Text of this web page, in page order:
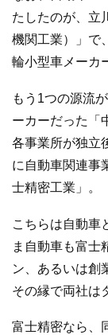
たしたのが、立
機関工業）」で
輪小型車メーカ
もう1つの源流
ーカーだった「
各事業所が独立
に自動車関連事
士精密工業」。
こちらは自動車
ま自動車も富士
ン、あるいは創
その縁で両社は
富士精密なら、